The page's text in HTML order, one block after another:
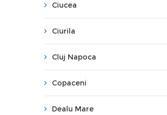
Ciucea
Ciurila
Cluj Napoca
Copaceni
Dealu Mare